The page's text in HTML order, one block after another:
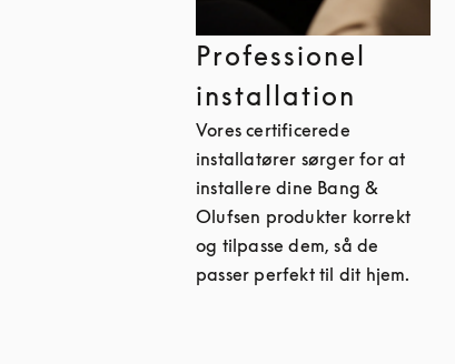
Professionel
installation
Vores certificerede
installatører sørger for at
installere dine Bang &
Olufsen produkter korrekt
og tilpasse dem, så de
passer perfekt til dit hjem.